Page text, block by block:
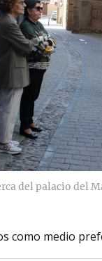
del palacio del
como medio